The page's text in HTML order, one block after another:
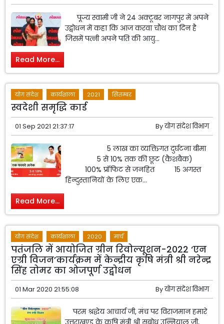
पूज्य स्वामी जी ने 24 अक्टूबर नागपुर में अपने
उद्बोधन में कहा कि आज करवा चौथ का दिन है
जिसमें पत्नी अपने पति की आयु...
Read More...
योग संदेश कार्यशाला 2021 सितम्बर
स्वदेशी समृद्धि कार्ड
01 Sep 2021 21:37:17 Byयोग संदेश विभाग
5 लाख का व्यक्तिगत दुर्घटना बीमा
5 से 10% तक की छूट (कैशबैक)
100% प्रॉफिट से जनहित 15 अगस्त
हिन्दुस्तानियों के लिए एक...
Read More...
योग संदेश कार्यशाला 2020 मार्च
पतंजलि में आयोजित ग्रीन रिवोल्यूशन-2022 ‘एन
एग्री विजन’कार्यक्रम में केन्द्रीय कृषि मंत्री श्री नरेन्द्र
सिंह तोमर का ओजपूर्ण उद्बोधन
01 Mar 2020 21:55:08 Byयोग संदेश विभाग
परम श्रद्धेय आचार्य जी, मंच पर विराजमान हमारे
उत्तराखण्ड के कृषि मंत्री श्री सुबोध उन्नियाल जी,